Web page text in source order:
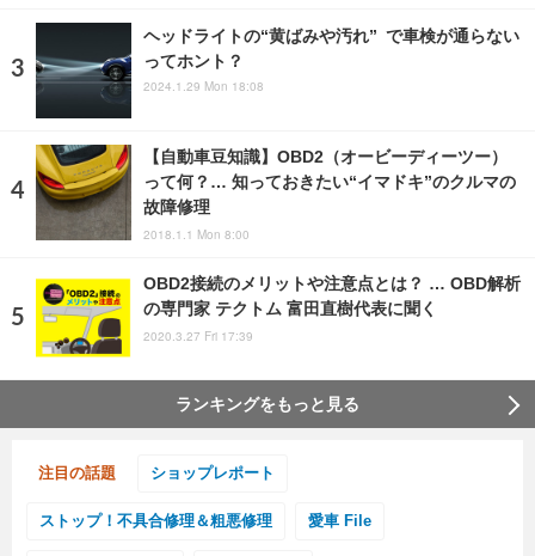
ヘッドライトの“黄ばみや汚れ” で車検が通らない
ってホント？
2024.1.29 Mon 18:08
【自動車豆知識】OBD2（オービーディーツー）
って何？… 知っておきたい“イマドキ”のクルマの
故障修理
2018.1.1 Mon 8:00
OBD2接続のメリットや注意点とは？ … OBD解析
の専門家 テクトム 富田直樹代表に聞く
2020.3.27 Fri 17:39
ランキングをもっと見る
注目の話題 ショップレポート
ストップ！不具合修理＆粗悪修理 愛車 File